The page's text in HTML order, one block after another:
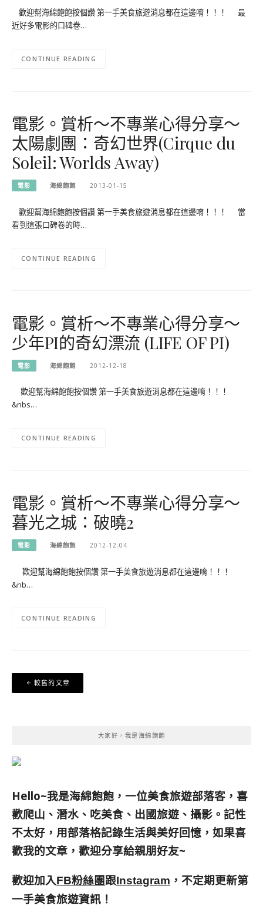
歡迎幫海綿飽飽按個讚 第一手美食旅遊消息都在這邊唷！！！ 最
近好多電影的口碑卷…
CONTINUE READING
電影。賞析～不專業心得分享～
太陽劇團：奇幻世界(Cirque du
Soleil: Worlds Away)
電影 海綿飽飽 2013-01-15
歡迎幫海綿飽飽按個讚 第一手美食旅遊消息都在這邊唷！！！ 當
看到這張口碑卷的時…
CONTINUE READING
電影。賞析～不專業心得分享～
少年PI的奇幻漂流 (LIFE OF PI)
電影 海綿飽飽 2012-12-18
歡迎幫海綿飽飽按個讚 第一手美食旅遊消息都在這邊唷！！！
&nbs…
CONTINUE READING
電影。賞析～不專業心得分享～
暮光之城：破曉2
電影 海綿飽飽 2012-12-04
歡迎幫海綿飽飽按個讚 第一手美食旅遊消息都在這邊唷！！！
&nb…
CONTINUE READING
文
章
較舊的文章
大家好，我是海綿飽飽
Hello~我是海綿飽飽，一位美食旅遊部落客， 喜
歡爬山、潛水、吃美食、出國旅遊、攝影。 記性
不太好，用部落格記錄生活與美好回憶， 如果喜
歡我的文章，歡迎分享給親朋好友~
歡迎加入FB粉絲團跟Instagram ，不定期更新第
一手美食旅遊資訊！